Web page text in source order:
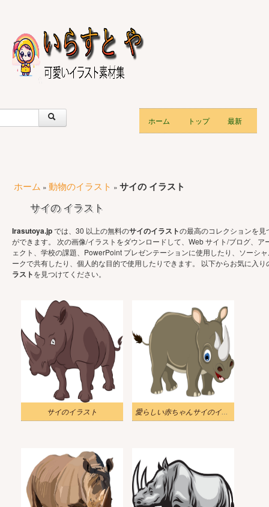
ホーム トップ 最新
ホーム » 動物のイラスト » サイの イラスト
サイの イラスト
Irasutoya.jpでは、30 以上の無料のサイのイラストの最高のコレクションを見
ができます。 次の画像/イラストをダウンロードして、Web サイト/ブログ、ア
ェクト、学校の課題、PowerPoint プレゼンテーションに使用したり、ソーシ
ークで共有したり、個人的な目的で使用したりできます。 以下からお気に入り
ラストを見つけてください。
サイのイラスト 愛らしい赤ちゃんサイのイラスト